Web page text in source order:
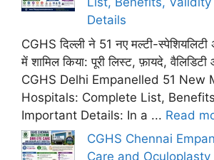
Details
CGHS दिल्ली ने 51 नए मल्टी-
में शामिल किया: पूरी लिस्ट, फ़ायदे,
CGHS Delhi Empanelled 51 New
Hospitals: Complete List,
Important Details: In a ... Read
CGHS Chennai
Care and